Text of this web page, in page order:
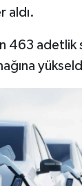
aldı.
463 adetlik